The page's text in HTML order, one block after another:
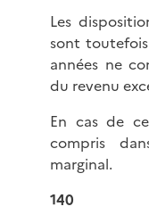
Les
sont
années ne
du revenu
En cas de
compris
marginal.
140